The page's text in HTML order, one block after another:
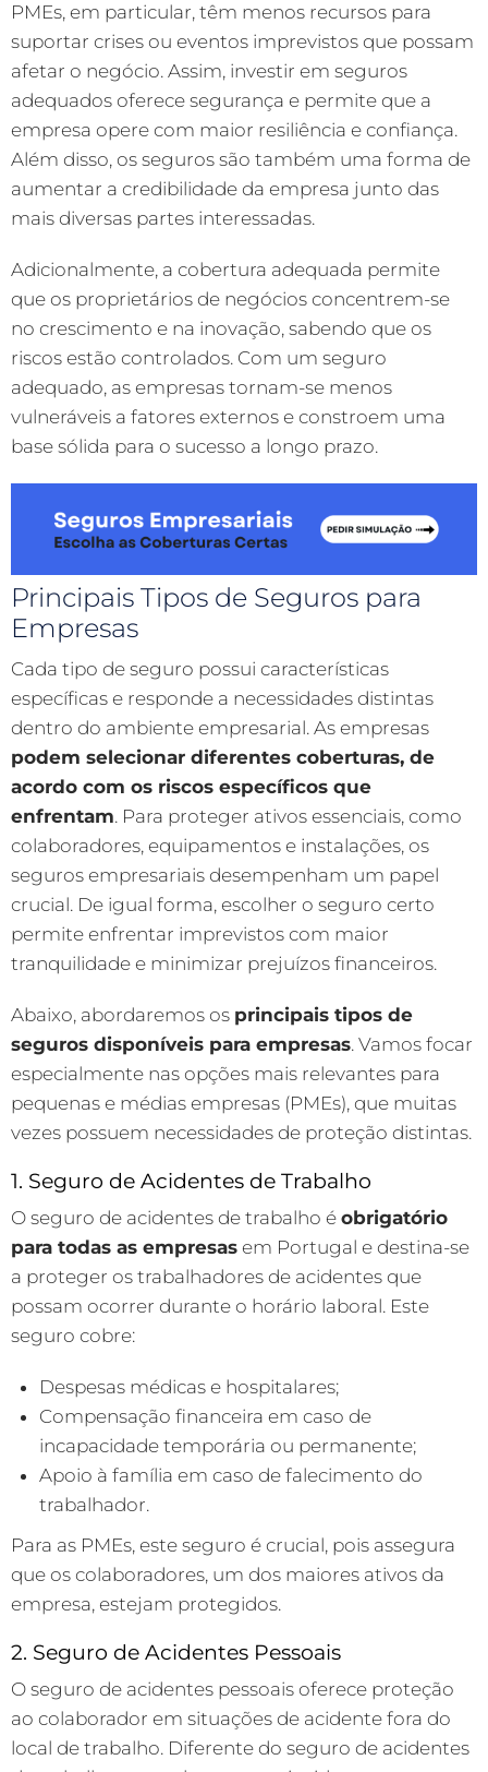
PMEs, em particular, têm menos recursos para
suportar crises ou eventos imprevistos que possam
afetar o negócio. Assim, investir em seguros
adequados oferece segurança e permite que a
empresa opere com maior resiliência e confiança.
Além disso, os seguros são também uma forma de
aumentar a credibilidade da empresa junto das
mais diversas partes interessadas.
Adicionalmente, a cobertura adequada permite
que os proprietários de negócios concentrem-se
no crescimento e na inovação, sabendo que os
riscos estão controlados. Com um seguro
adequado, as empresas tornam-se menos
vulneráveis a fatores externos e constroem uma
base sólida para o sucesso a longo prazo.
Principais Tipos de Seguros para
Empresas
Cada tipo de seguro possui características
específicas e responde a necessidades distintas
dentro do ambiente empresarial. As empresas
podem selecionar diferentes coberturas, de
acordo com os riscos específicos que
enfrentam. Para proteger ativos essenciais, como
colaboradores, equipamentos e instalações, os
seguros empresariais desempenham um papel
crucial. De igual forma, escolher o seguro certo
permite enfrentar imprevistos com maior
tranquilidade e minimizar prejuízos financeiros.
Abaixo, abordaremos os principais tipos de
seguros disponíveis para empresas. Vamos focar
especialmente nas opções mais relevantes para
pequenas e médias empresas (PMEs), que muitas
vezes possuem necessidades de proteção distintas.
1. Seguro de Acidentes de Trabalho
O seguro de acidentes de trabalho é obrigatório
para todas as empresas em Portugal e destina-se
a proteger os trabalhadores de acidentes que
possam ocorrer durante o horário laboral. Este
seguro cobre:
Despesas médicas e hospitalares;
Compensação financeira em caso de
incapacidade temporária ou permanente;
Apoio à família em caso de falecimento do
trabalhador.
Para as PMEs, este seguro é crucial, pois assegura
que os colaboradores, um dos maiores ativos da
empresa, estejam protegidos.
2. Seguro de Acidentes Pessoais
O seguro de acidentes pessoais oferece proteção
ao colaborador em situações de acidente fora do
local de trabalho. Diferente do seguro de acidentes